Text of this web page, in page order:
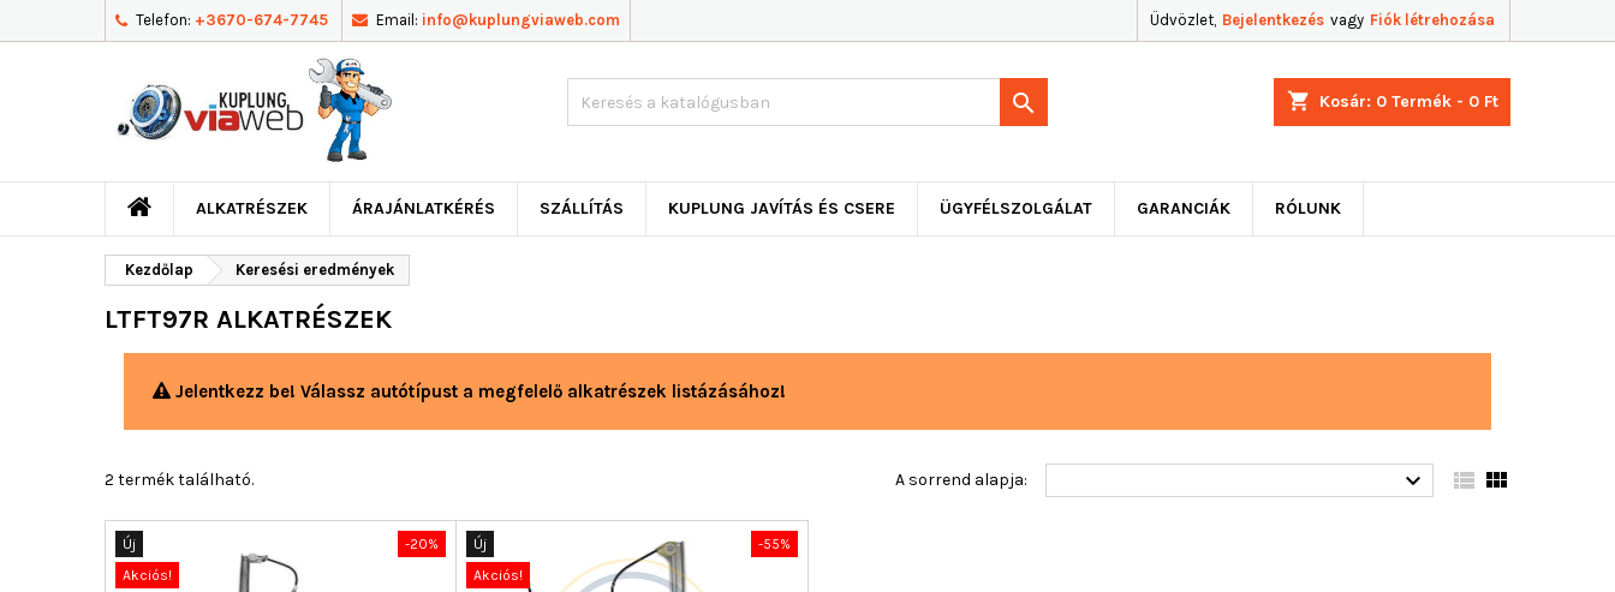
Telefon: +3670-674-7745 Email: info@kuplungviaweb.com Üdvözlet, Bejelentkezés vagy Fiók létrehozása
shopping_cart Kosár: 0 Termék - 0 Ft

ALKATRÉSZEK ÁRAJÁNLATKÉRÉS SZÁLLÍTÁS KUPLUNG JAVÍTÁS ÉS CSERE ÜGYFÉLSZOLGÁLAT GARANCIÁK RÓLUNK
Kezdőlap Keresési eredmények
LTFT97R ALKATRÉSZEK
Jelentkezz be! Válassz autótípust a megfelelő alkatrészek listázásához!
2 termék található. A sorrend alapja:   
-20%
Új
Akciós!
-55%
Új
Akciós!